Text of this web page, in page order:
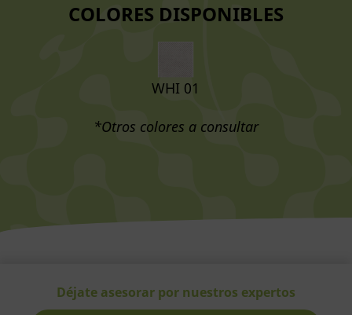
COLORES DISPONIBLES
WHI 01
*Otros colores a consultar
Déjate asesorar por nuestros expertos